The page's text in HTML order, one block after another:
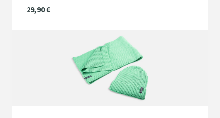
29,90 €